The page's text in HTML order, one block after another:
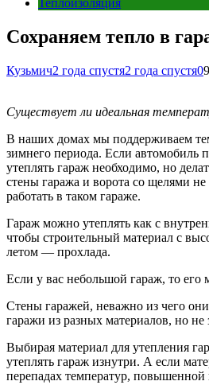
Теплоизоляция
Сохраняем тепло в
Кузьмич2 года спустя2 года спустя0
Существует ли идеальная
В наших домах мы поддерживаем
зимнего периода. Если автомобиль
утеплять гараж необходимо, но
стены гаража и ворота со щелями
работать в таком гараже.
Гараж можно утеплять как с
чтобы строительный материал с
летом — прохлада.
Если у вас небольшой гараж, то
Стены гаражей, неважно из чего
гаражи из разных материалов, но
Выбирая материал для утепления
утеплять гараж изнутри. А если
перепадах температур, повышенной